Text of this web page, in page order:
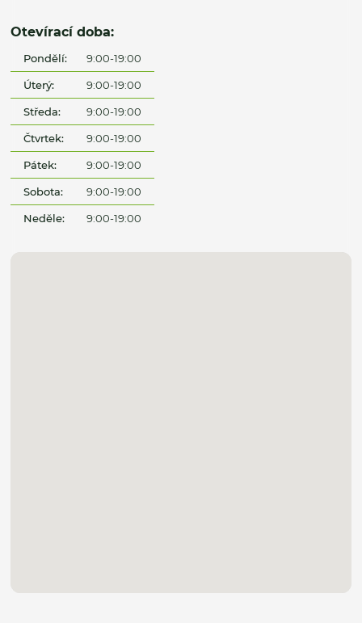
Otevírací doba:
Pondělí: 9:00-19:00
Úterý: 9:00-19:00
Středa: 9:00-19:00
Čtvrtek: 9:00-19:00
Pátek: 9:00-19:00
Sobota: 9:00-19:00
Neděle: 9:00-19:00